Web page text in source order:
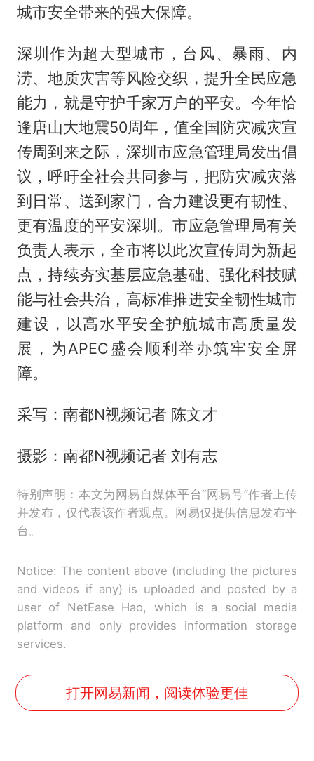
城市安全带来的强大保障。
深圳作为超大型城市，台风、暴雨、内
涝、地质灾害等风险交织，提升全民应急
能力，就是守护千家万户的平安。今年恰
逢唐山大地震50周年，值全国防灾减灾宣
传周到来之际，深圳市应急管理局发出倡
议，呼吁全社会共同参与，把防灾减灾落
到日常、送到家门，合力建设更有韧性、
更有温度的平安深圳。市应急管理局有关
负责人表示，全市将以此次宣传周为新起
点，持续夯实基层应急基础、强化科技赋
能与社会共治，高标准推进安全韧性城市
建设，以高水平安全护航城市高质量发
展，为APEC盛会顺利举办筑牢安全屏
障。
采写：南都N视频记者 陈文才
摄影：南都N视频记者 刘有志
特别声明：本文为网易自媒体平台“网易号”作者上传
并发布，仅代表该作者观点。网易仅提供信息发布平
台。
Notice: The content above (including the pictures
and videos if any) is uploaded and posted by a
user of NetEase Hao, which is a social media
platform and only provides information storage
services.
打开网易新闻，阅读体验更佳